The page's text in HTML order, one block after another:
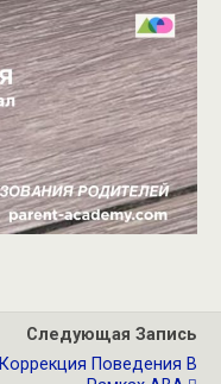
Следующая Запись
Коррекция Поведения В